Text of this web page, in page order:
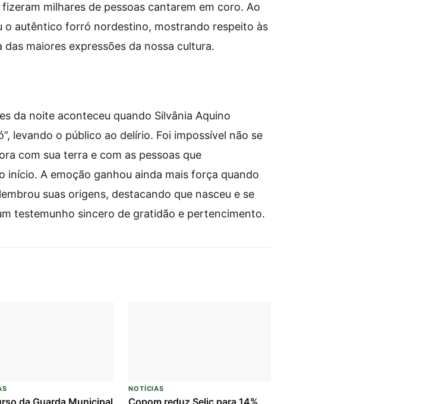
milhares de pessoas cantarem em coro. Ao
autêntico forró nordestino, mostrando respeito às
maiores expressões da nossa cultura.
da noite aconteceu quando Silvânia Aquino
levando o público ao delírio. Foi impossível não se
com sua terra e com as pessoas que
início. A emoção ganhou ainda mais força quando
suas origens, destacando que nasceu e se
testemunho sincero de gratidão e pertencimento.
NOTÍCIAS